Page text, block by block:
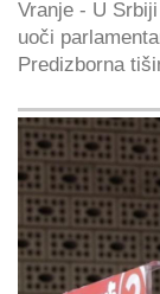
Vranje - U
uoči
Predizborna